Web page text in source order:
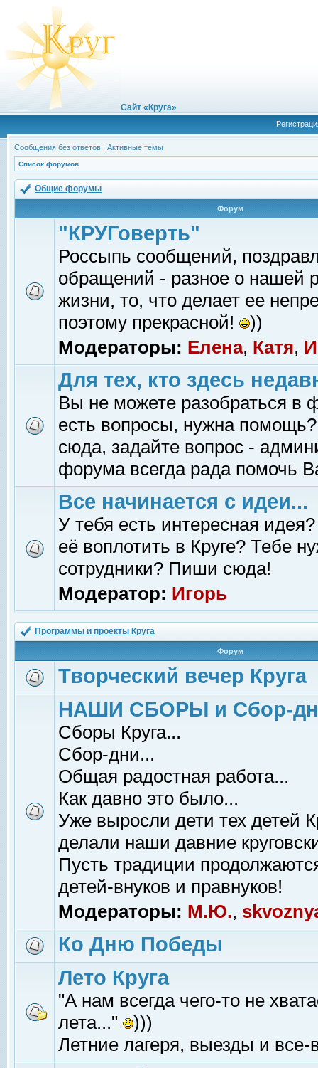
Сайт «Круга»
Сообщения без ответов | Активные темы
Список форумов
Общие форумы
Форум
"КРУГоверть"
Россыпь сообщений,
обращений - разное о нашей
жизни, то, что делает ее
поэтому прекрасной!
))
Модераторы: Елена, Катя,
Для тех, кто здесь
Вы не можете разобраться в
есть вопросы, нужна помощь?
сюда, задайте вопрос -
форума всегда рада помочь
Все начинается с идеи...
У тебя есть интересная
её воплотить в Круге? Тебе
сотрудники? Пиши сюда!
Модератор: Игорь
Программы и проекты Круга
Форум
Творческий вечер Круга
НАШИ СБОРЫ и Сбор-
Сборы Круга...
Сбор-дни...
Общая радостная работа...
Как давно это было...
Уже выросли дети тех детей
делали наши давние
Пусть традиции
детей-внуков и правнуков!
Модераторы: М.Ю.,
Ко Дню Победы
Лето Круга
"А нам всегда чего-то не
лета..."
)))
Летние лагеря, выезды и все-